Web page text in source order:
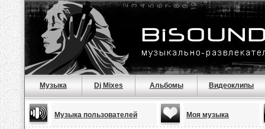
Музыка Dj Mixes Альбомы Видеоклипы
Музыка пользователей Моя музыка